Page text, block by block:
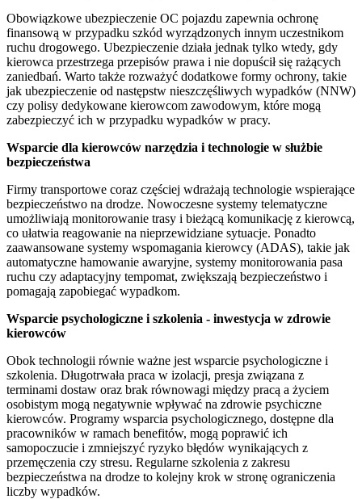
Obowiązkowe ubezpieczenie OC pojazdu zapewnia ochronę
finansową w przypadku szkód wyrządzonych innym uczestnikom
ruchu drogowego. Ubezpieczenie działa jednak tylko wtedy, gdy
kierowca przestrzega przepisów prawa i nie dopuścił się rażących
zaniedbań. Warto także rozważyć dodatkowe formy ochrony, takie
jak ubezpieczenie od następstw nieszczęśliwych wypadków (NNW)
czy polisy dedykowane kierowcom zawodowym, które mogą
zabezpieczyć ich w przypadku wypadków w pracy.
Wsparcie dla kierowców narzędzia i technologie w służbie
bezpieczeństwa
Firmy transportowe coraz częściej wdrażają technologie wspierające
bezpieczeństwo na drodze. Nowoczesne systemy telematyczne
umożliwiają monitorowanie trasy i bieżącą komunikację z kierowcą,
co ułatwia reagowanie na nieprzewidziane sytuacje. Ponadto
zaawansowane systemy wspomagania kierowcy (ADAS), takie jak
automatyczne hamowanie awaryjne, systemy monitorowania pasa
ruchu czy adaptacyjny tempomat, zwiększają bezpieczeństwo i
pomagają zapobiegać wypadkom.
Wsparcie psychologiczne i szkolenia - inwestycja w zdrowie
kierowców
Obok technologii równie ważne jest wsparcie psychologiczne i
szkolenia. Długotrwała praca w izolacji, presja związana z
terminami dostaw oraz brak równowagi między pracą a życiem
osobistym mogą negatywnie wpływać na zdrowie psychiczne
kierowców. Programy wsparcia psychologicznego, dostępne dla
pracowników w ramach benefitów, mogą poprawić ich
samopoczucie i zmniejszyć ryzyko błędów wynikających z
przemęczenia czy stresu. Regularne szkolenia z zakresu
bezpieczeństwa na drodze to kolejny krok w stronę ograniczenia
liczby wypadków.